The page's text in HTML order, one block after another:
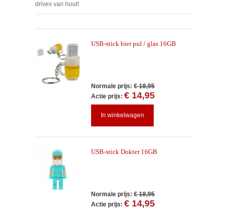
drives van hout!
USB-stick bier pul / glas 16GB
Normale prijs: € 18,95
Actie prijs: € 14,95
In winkelwagen
USB-stick Dokter 16GB
Normale prijs: € 18,95
Actie prijs: € 14,95